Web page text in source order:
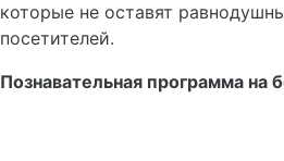
которые не оставят
посетителей.
Познавательная программа на